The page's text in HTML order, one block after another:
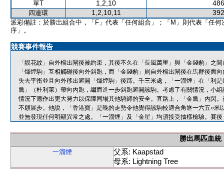
單T 1,2,10
四連環 1,2,10,11
派彩備註：於勝出組合中，「F」代表「任何組合」；「M」則代表「任何
序」。
競賽事件報告
「靚花紋」自外檔出閘後被約束，其後不久在「長風萬里」與「金錢豹」之
「煇煌駒」互相觸碰後向外斜跑，而「金錢豹」則自外檔出閘後在馬群後面
失去平衡並且向外移出避開「煇煌駒」後蹄。千三米處，「一溜煙」在「利
鷹」（杜利萊）帶向內跑，繼而進一步斜跑避開該駒。考慮了有關情況，小
情況下應作出更大努力以保障同場其他騎師的安全。直路上，「金鷹」內閃
不願展步。他說，「香港寶」是晚的走勢令他覺得該駒較適合角逐一六五○
並無發現任何明顯異常之處。「一溜煙」及「金星」均須接受抽樣檢驗。賽
勝出馬匹血統
一溜煙
父系: Kaapstad
母系: Lightning Tree